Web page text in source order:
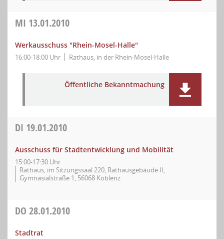
MI 13.01.2010
Werkausschuss "Rhein-Mosel-Halle"
16:00-18:00 Uhr Rathaus, in der Rhein-Mosel-Halle
Öffentliche Bekanntmachung
DI 19.01.2010
Ausschuss für Stadtentwicklung und Mobilität
15:00-17:30 Uhr
Rathaus, im Sitzungssaal 220, Rathausgebäude II,
Gymnasialstraße 1, 56068 Koblenz
DO 28.01.2010
Stadtrat